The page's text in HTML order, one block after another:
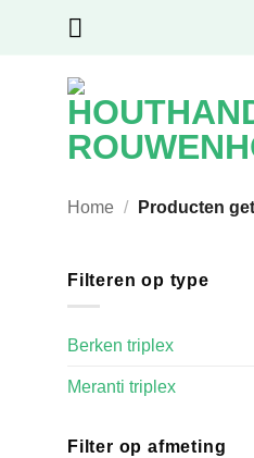
Home / Producten
Filteren op type
Berken triplex
Meranti triplex
Filter op afmeting